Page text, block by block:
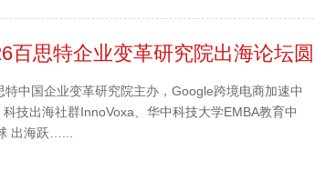
百思特企业变革研究院出海论坛圆
中国企业变革研究院主办，Google跨境电商加速中
技出海社群InnoVoxa、华中科技大学EMBA教育中
出海跃…...